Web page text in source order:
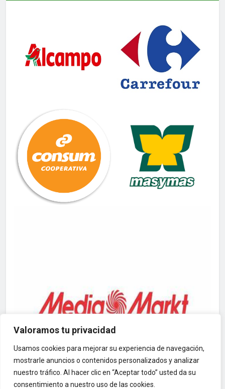
Valoramos tu privacidad
Usamos cookies para mejorar su experiencia de navegación,
mostrarle anuncios o contenidos personalizados y analizar
nuestro tráfico. Al hacer clic en “Aceptar todo” usted da su
consentimiento a nuestro uso de las cookies.